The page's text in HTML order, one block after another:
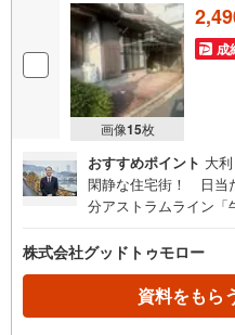
画像15枚
成
おすすめポイント 大
閑静な住宅街！ 日当
分アストラムライン
・前面道路 43条2項
る道路に接道しておら
不可 建築審査会の
許可を受けた場合、
株式会社グッドトゥモロー
資料をもら